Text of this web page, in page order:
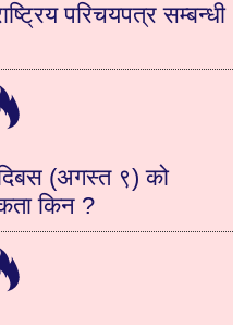
परिचयपत्र सम्बन्धी
(अगस्त ९) को
किन ?